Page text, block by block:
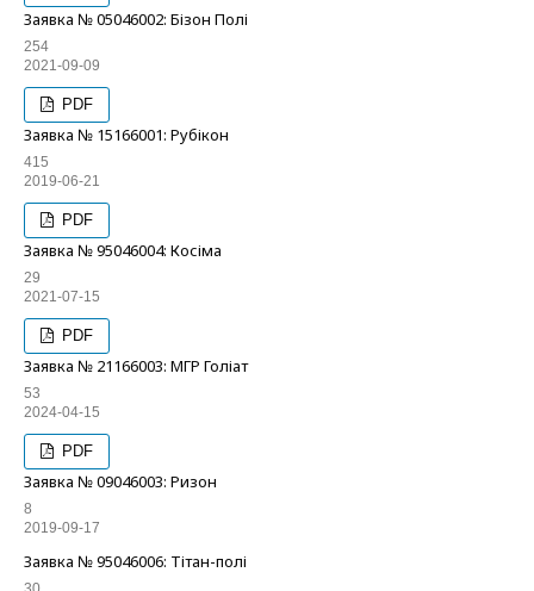
Заявка № 05046002: Бізон Полі
254
2021-09-09
PDF
Заявка № 15166001: Рубікон
415
2019-06-21
PDF
Заявка № 95046004: Косіма
29
2021-07-15
PDF
Заявка № 21166003: МГР Голіат
53
2024-04-15
PDF
Заявка № 09046003: Ризон
8
2019-09-17
Заявка № 95046006: Тітан-полі